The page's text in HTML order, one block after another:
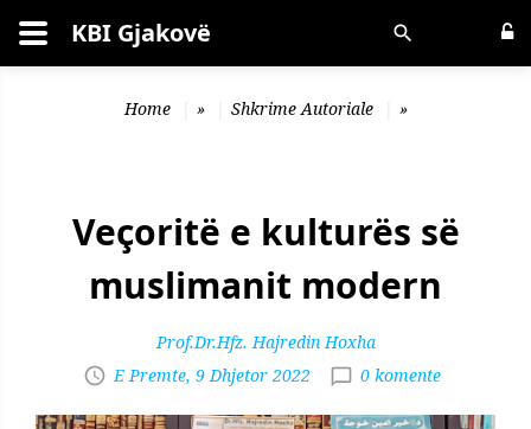
Kërko KBI Gjakovë
Home » Shkrime Autoriale »
Veçoritë e kulturës së
muslimanit modern
Prof.Dr.Hfz. Hajredin Hoxha
E Premte, 9 Dhjetor 2022
0 komente